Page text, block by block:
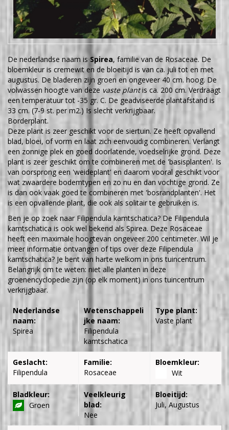
De nederlandse naam isSpirea, familie van de Rosaceae. De
bloemkleur is cremewit en de bloeitijd is van ca. juli tot en met
augustus. De bladeren zijn groen en ongeveer 40 cm. hoog. De
volwassen hoogte van deze vaste plantis ca. 200 cm. Verdraagt
een temperatuur tot -35 gr. C. De geadviseerde plantafstand is
33 cm. (7-9 st. per m2.) Is slecht verkrijgbaar.
Borderplant.
Deze plant is zeer geschikt voor de siertuin. Ze heeft opvallend
blad, bloei, of vorm en laat zich eenvoudig combineren. Verlangt
een zonnige plek en goed doorlatende, voedselrijke grond. Deze
plant is zeer geschikt om te combineren met de 'basisplanten'. Is
van oorsprong een 'weideplant' en daarom vooral geschikt voor
wat zwaardere bodemtypen en zo nu en dan vochtige grond. Ze
is dan ook vaak goed te combineren met 'bosrandplanten'. Het
is een opvallende plant, die ook als solitair te gebruiken is.
Ben je op zoek naar Filipendula kamtschatica? De Filipendula
kamtschatica is ook wel bekend als Spirea. Deze Rosaceae
heeft een maximale hoogtevan ongeveer 200 centimeter. Wil je
meer informatie ontvangen of tips over deze Filipendula
kamtschatica? Je bent van harte welkom in ons tuincentrum.
Belangrijk om te weten: niet alle planten in deze
groenencyclopedie zijn (op elk moment) in ons tuincentrum
verkrijgbaar.
Nederlandse
naam:
Spirea
Wetenschappeli
jke naam:
Filipendula
kamtschatica
Type plant:
Vaste plant
Geslacht:
Filipendula
Familie:
Rosaceae
Bloemkleur:
Wit
Bladkleur:
Groen
Veelkleurig
blad:
Nee
Bloeitijd:
Juli, Augustus